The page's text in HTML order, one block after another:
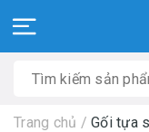
Trang chủ / Gối tựa